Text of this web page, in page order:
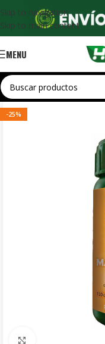
Skip to navigation
Skip to main content
MENU
-25%